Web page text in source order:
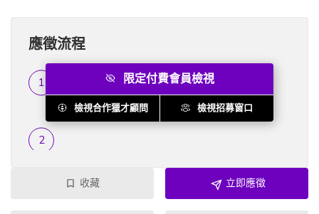
應徵流程
履歷篩選
...
限定付費會員檢視
檢視合作獵才顧問 檢視招募窗口
收藏 立即應徵